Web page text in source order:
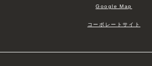
Google Map
コーポレートサイト